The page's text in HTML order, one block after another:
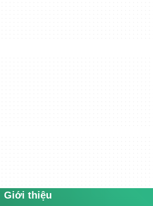
Giới thiệu